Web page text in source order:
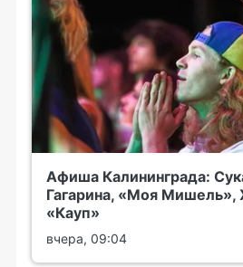
Афиша Калининграда:
Гагарина, «Моя Мишель»,
«Кауп»
вчера, 09:04